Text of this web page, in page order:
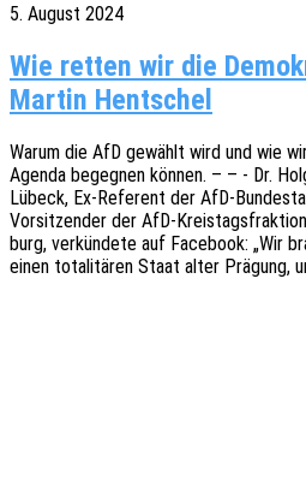
5. August 2024
Wie retten wir die
Martin Hentschel
Warum die AfD gewählt wird und wie
Agenda begeg­nen können. – – - Dr.
Lübeck, Ex-Refe­­rent der AfD-
Vorsit­zen­der der AfD-
burg, verkün­de­te auf Face­book: „Wir
einen tota­li­tä­ren Staat alter Prägung,